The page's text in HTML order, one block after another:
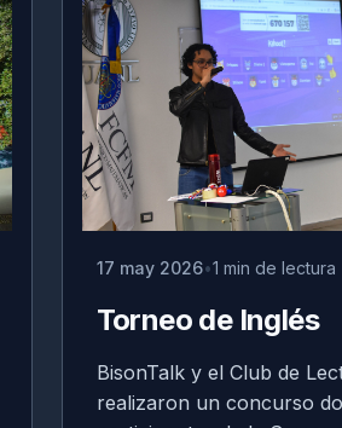
17 may 2026 1 min de lectura
Torneo de Inglés
BisonTalk y el Club de
realizaron un concurso